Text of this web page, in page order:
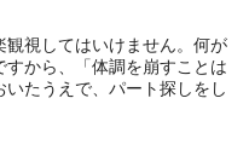
観視してはいけません。何が
から、「体調を崩すことは
たうえで、パート探しをし